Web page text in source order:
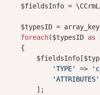
$fieldsInfo =
$typesID =
foreach($typesID as
    {
'TYPE'
=>
'ATTRIBUTES'
        ];